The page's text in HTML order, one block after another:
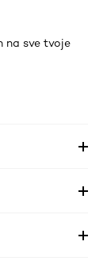
na sve tvoje